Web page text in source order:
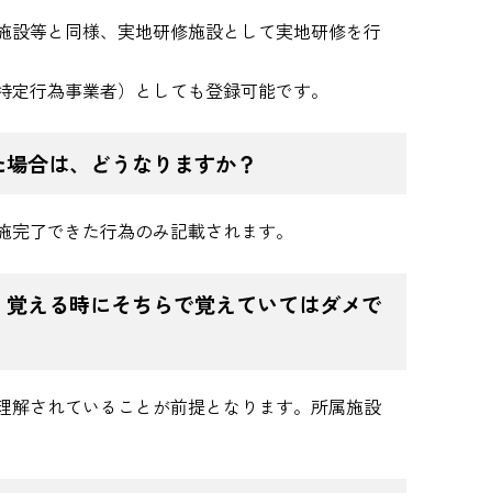
等と同様、実地研修施設として実地研修を行
行為事業者）としても登録可能です。
合は、どうなりますか？
了できた行為のみ記載されます。
える時にそちらで覚えていてはダメで
されていることが前提となります。所属施設